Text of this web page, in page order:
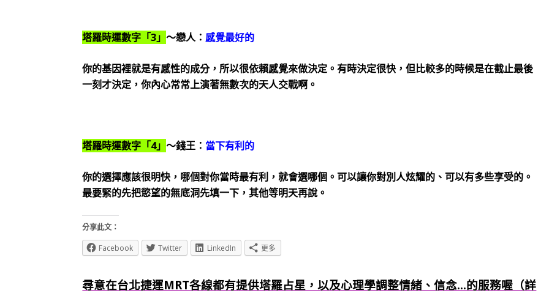
塔羅時運數字「3」～戀人：感覺最好的
你的基因裡就是有感性的成分，所以很依賴感覺來做決定。有時決定很快，但比較多的時候是在截止最後
一刻才決定，你內心常常上演著無數次的天人交戰啊。
塔羅時運數字「4」～錢王： 當下有利的
你的選擇應該很明快，哪個對你當時最有利，就會選哪個。可以讓你對別人炫耀的、可以有多些享受的。
最要緊的先把慾望的無底洞先填一下，其他等明天再說。
分享此文：
Facebook
Twitter LinkedIn 更多
尋意在台北捷運MRT各線都有提供塔羅占星，以及心理學調整情緒、信念...的服務喔（詳